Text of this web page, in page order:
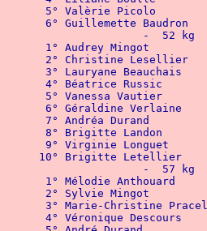
-  52 kg
		-  57 kg